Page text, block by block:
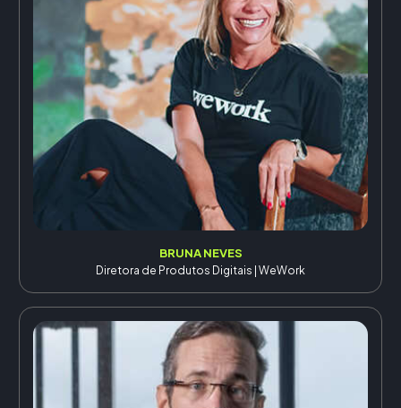
BRUNA NEVES
Diretora de Produtos Digitais | WeWork